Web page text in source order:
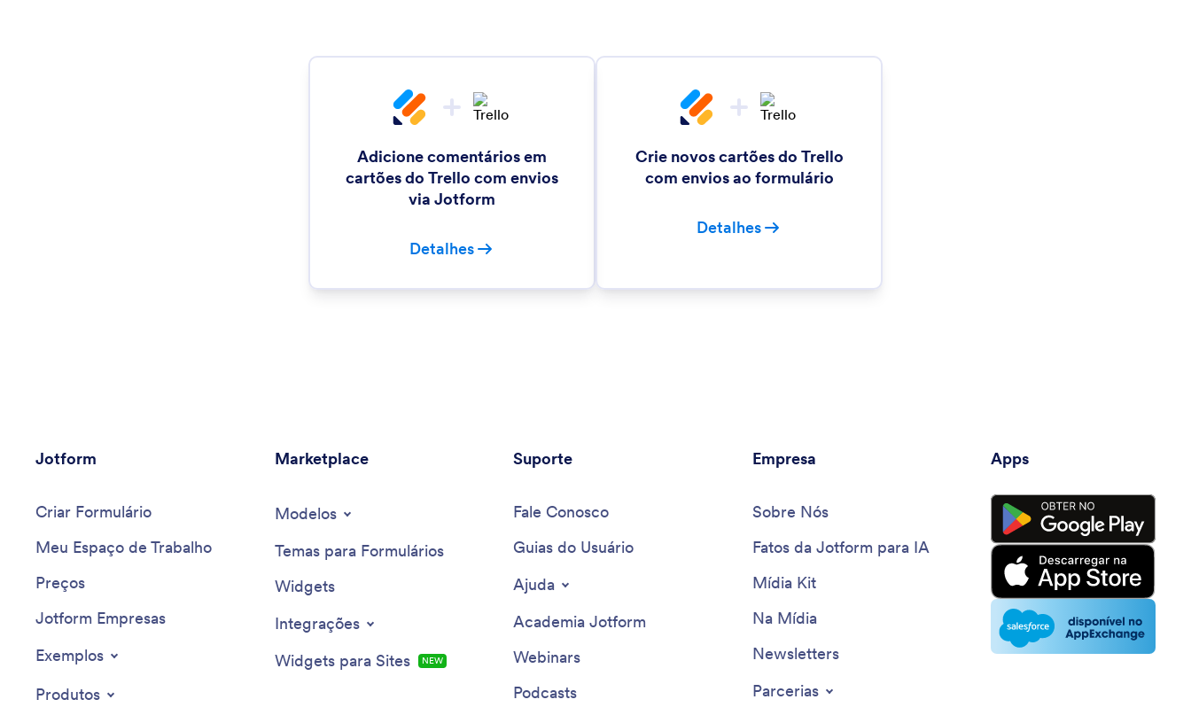
Adicione comentários em
cartões do Trello com envios
via Jotform
Detalhes
Crie novos cartões do Trello
com envios ao formulário
Detalhes
Jotform
Criar Formulário
Meu Espaço de Trabalho
Preços
Jotform Empresas
Exemplos
Produtos
Marketplace
Modelos
Temas para Formulários
Widgets
Integrações
Widgets para Sites
NEW
Suporte
Fale Conosco
Guias do Usuário
Ajuda
Academia Jotform
Webinars
Podcasts
Empresa
Sobre Nós
Fatos da Jotform para IA
Mídia Kit
Na Mídia
Newsletters
Parcerias
Apps